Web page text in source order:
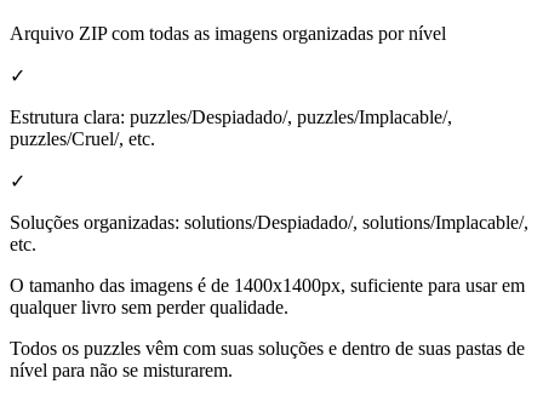
Arquivo ZIP com todas as imagens organizadas por nível
✓
Estrutura clara: puzzles/Despiadado/, puzzles/Implacable/,
puzzles/Cruel/, etc.
✓
Soluções organizadas: solutions/Despiadado/, solutions/Implacable/,
etc.
O tamanho das imagens é de 1400x1400px, suficiente para usar em
qualquer livro sem perder qualidade.
Todos os puzzles vêm com suas soluções e dentro de suas pastas de
nível para não se misturarem.